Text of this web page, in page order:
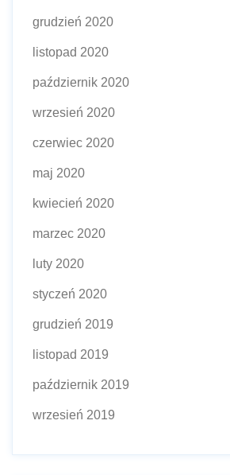
grudzień 2020
listopad 2020
październik 2020
wrzesień 2020
czerwiec 2020
maj 2020
kwiecień 2020
marzec 2020
luty 2020
styczeń 2020
grudzień 2019
listopad 2019
październik 2019
wrzesień 2019